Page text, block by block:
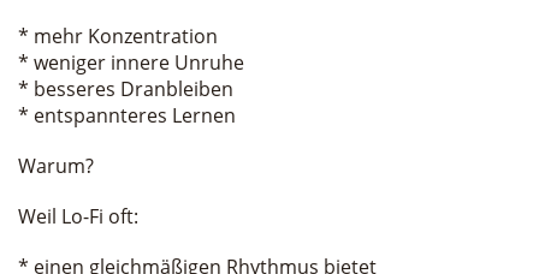
* mehr Konzentration
* weniger innere Unruhe
* besseres Dranbleiben
* entspannteres Lernen
Warum?
Weil Lo-Fi oft:
* einen gleichmäßigen Rhythmus bietet